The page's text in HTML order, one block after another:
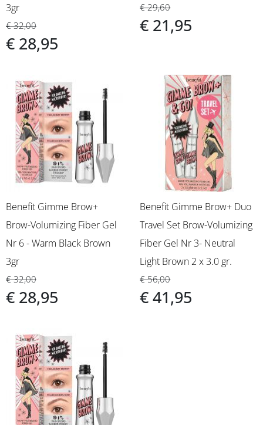
3gr
€ 32,00
€ 28,95
€ 29,60
€ 21,95
Benefit Gimme Brow+
Brow-Volumizing Fiber Gel
Nr 6 - Warm Black Brown
3gr
€ 32,00
€ 28,95
Benefit Gimme Brow+ Duo
Travel Set Brow-Volumizing
Fiber Gel Nr 3- Neutral
Light Brown 2 x 3.0 gr.
€ 56,00
€ 41,95